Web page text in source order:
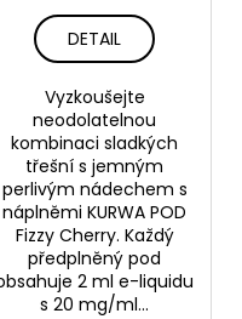
DETAIL
Vyzkoušejte
neodolatelnou
kombinaci sladkých
třešní s jemným
perlivým nádechem s
náplněmi KURWA POD
Fizzy Cherry. Každý
předplněný pod
2 ml e-liquidu
s 20 mg/ml...